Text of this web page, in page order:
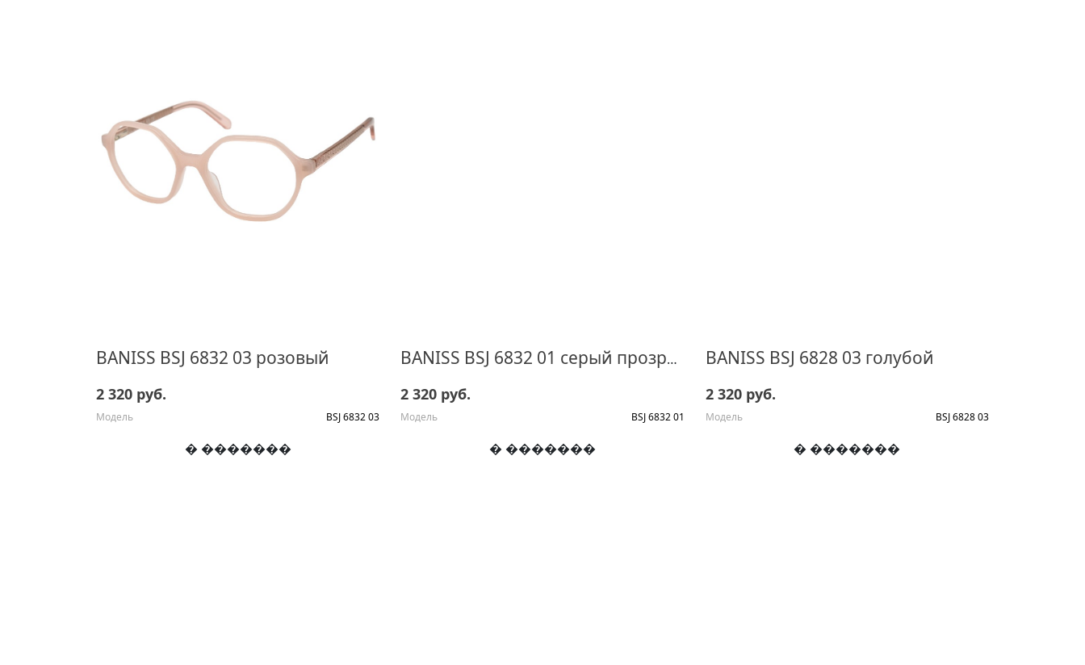
BANISS BSJ 6832 03 розовый
2 320 руб.
Модель BSJ 6832 03
� �������
BANISS BSJ 6832 01 серый прозрачный
2 320 руб.
Модель BSJ 6832 01
� �������
BANISS BSJ 6828 03 голубой
2 320 руб.
Модель BSJ 6828 03
� �������